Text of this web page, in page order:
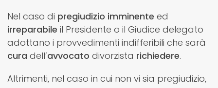
Nel caso di pregiudizio imminente ed
irreparabile il Presidente o il Giudice delegato
adottano i provvedimenti indifferibili che sarà
cura dell’avvocato divorzista richiedere.
Altrimenti, nel caso in cui non vi sia pregiudizio,